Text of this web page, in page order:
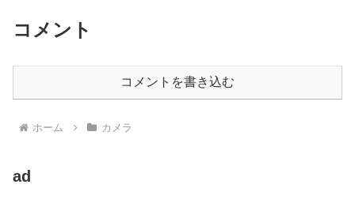
コメント
コメントを書き込む
ホーム カメラ
ad